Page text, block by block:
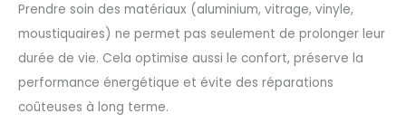
Prendre soin des matériaux (aluminium, vitrage, vinyle,
moustiquaires) ne permet pas seulement de prolonger leur
durée de vie. Cela optimise aussi le confort, préserve la
performance énergétique et évite des réparations
coûteuses à long terme.